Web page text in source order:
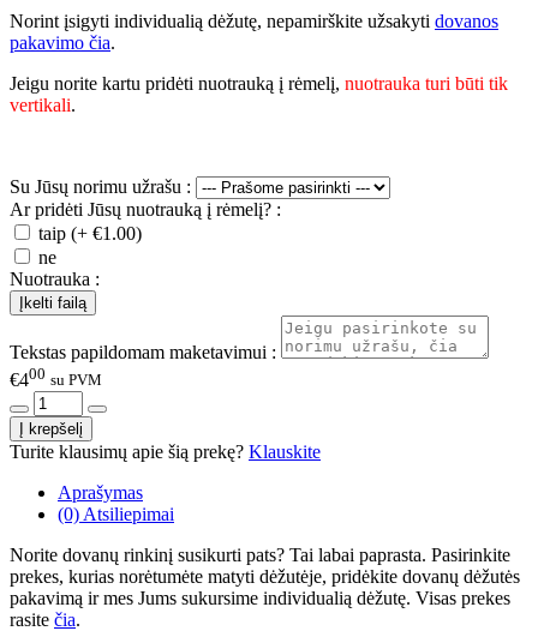
Norint įsigyti individualią dėžutę, nepamirškite užsakyti dovanos
pakavimo čia.
Jeigu norite kartu pridėti nuotrauką į rėmelį, nuotrauka turi būti tik
vertikali.
Su Jūsų norimu užrašu :
Ar pridėti Jūsų nuotrauką į rėmelį? :
taip (+ €1.00)
ne
Nuotrauka :
Tekstas papildomam maketavimui :
€400 su PVM
Turite klausimų apie šią prekę? Klauskite
Aprašymas
(0) Atsiliepimai
Norite dovanų rinkinį susikurti pats? Tai labai paprasta. Pasirinkite
prekes, kurias norėtumėte matyti dėžutėje, pridėkite dovanų dėžutės
pakavimą ir mes Jums sukursime individualią dėžutę. Visas prekes
rasite čia.